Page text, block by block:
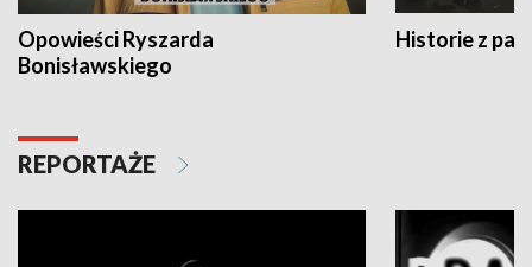
Opowieści Ryszarda
Bonisławskiego
Historie z
REPORTAŻE